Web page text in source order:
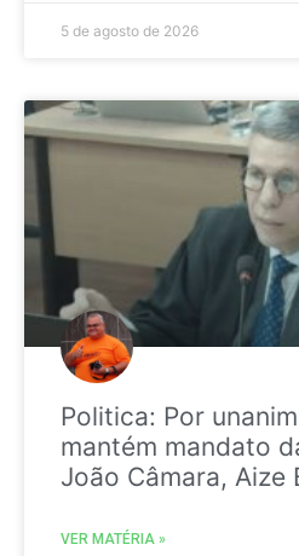
5 de agosto de 2026
Politica: Por
mantém mandato
João Câmara, Aize
VER MATÉRIA »